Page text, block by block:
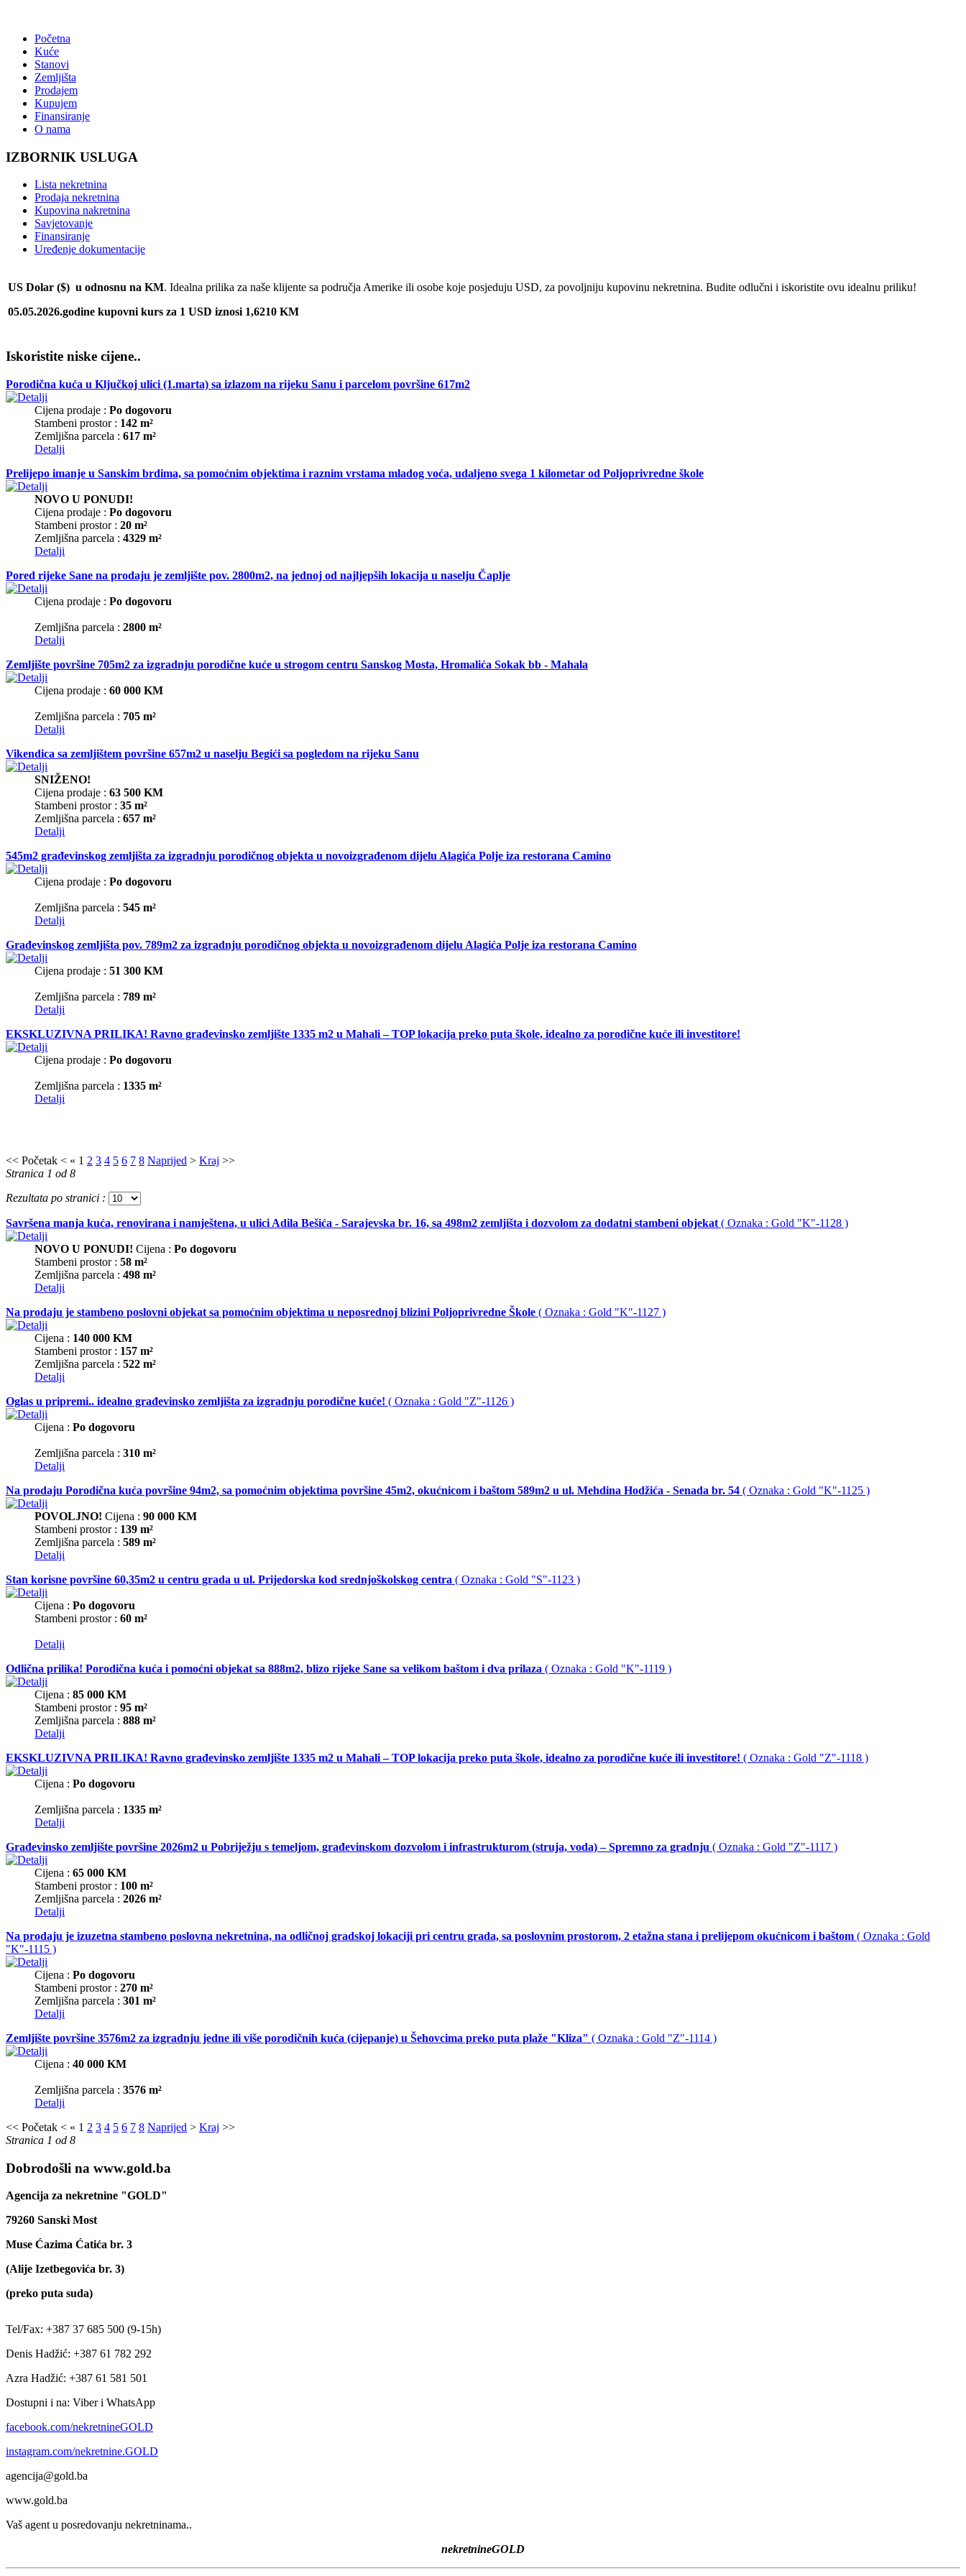
Početna
Kuće
Stanovi
Zemljišta
Prodajem
Kupujem
Finansiranje
O nama
IZBORNIK USLUGA
Lista nekretnina
Prodaja nekretnina
Kupovina nakretnina
Savjetovanje
Finansiranje
Uređenje dokumentacije
US Dolar ($) u odnosnu na KM. Idealna prilika za naše klijente sa područja Amerike ili osobe koje posjeduju USD, za povoljniju kupovinu nekretnina. Budite odlučni i iskoristite ovu idealnu priliku!
05.05.2026.godine kupovni kurs za 1 USD iznosi 1,6210 KM
Iskoristite niske cijene..
Porodična kuća u Ključkoj ulici (1.marta) sa izlazom na rijeku Sanu i parcelom površine 617m2
Cijena prodaje : Po dogovoru
Stambeni prostor : 142 m²
Zemljišna parcela : 617 m²
Detalji
Prelijepo imanje u Sanskim brdima, sa pomoćnim objektima i raznim vrstama mladog voća, udaljeno svega 1 kilometar od Poljoprivredne škole
NOVO U PONUDI!
Cijena prodaje : Po dogovoru
Stambeni prostor : 20 m²
Zemljišna parcela : 4329 m²
Detalji
Pored rijeke Sane na prodaju je zemljište pov. 2800m2, na jednoj od najljepših lokacija u naselju Čaplje
Cijena prodaje : Po dogovoru
Zemljišna parcela : 2800 m²
Detalji
Zemljište površine 705m2 za izgradnju porodične kuće u strogom centru Sanskog Mosta, Hromalića Sokak bb - Mahala
Cijena prodaje : 60 000 KM
Zemljišna parcela : 705 m²
Detalji
Vikendica sa zemljištem površine 657m2 u naselju Begići sa pogledom na rijeku Sanu
SNIŽENO!
Cijena prodaje : 63 500 KM
Stambeni prostor : 35 m²
Zemljišna parcela : 657 m²
Detalji
545m2 građevinskog zemljišta za izgradnju porodičnog objekta u novoizgrađenom dijelu Alagića Polje iza restorana Camino
Cijena prodaje : Po dogovoru
Zemljišna parcela : 545 m²
Detalji
Građevinskog zemljišta pov. 789m2 za izgradnju porodičnog objekta u novoizgrađenom dijelu Alagića Polje iza restorana Camino
Cijena prodaje : 51 300 KM
Zemljišna parcela : 789 m²
Detalji
EKSKLUZIVNA PRILIKA! Ravno građevinsko zemljište 1335 m2 u Mahali – TOP lokacija preko puta škole, idealno za porodične kuće ili investitore!
Cijena prodaje : Po dogovoru
Zemljišna parcela : 1335 m²
Detalji
<< Početak < « 1 2 3 4 5 6 7 8 Naprijed > Kraj >>
Stranica 1 od 8
Rezultata po stranici :
Savršena manja kuća, renovirana i namještena, u ulici Adila Bešića - Sarajevska br. 16, sa 498m2 zemljišta i dozvolom za dodatni stambeni objekat ( Oznaka : Gold "K"-1128 )
NOVO U PONUDI! Cijena : Po dogovoru
Stambeni prostor : 58 m²
Zemljišna parcela : 498 m²
Detalji
Na prodaju je stambeno poslovni objekat sa pomoćnim objektima u neposrednoj blizini Poljoprivredne Škole ( Oznaka : Gold "K"-1127 )
Cijena : 140 000 KM
Stambeni prostor : 157 m²
Zemljišna parcela : 522 m²
Detalji
Oglas u pripremi.. idealno građevinsko zemljišta za izgradnju porodične kuće! ( Oznaka : Gold "Z"-1126 )
Cijena : Po dogovoru
Zemljišna parcela : 310 m²
Detalji
Na prodaju Porodična kuća površine 94m2, sa pomoćnim objektima površine 45m2, okućnicom i baštom 589m2 u ul. Mehdina Hodžića - Senada br. 54 ( Oznaka : Gold "K"-1125 )
POVOLJNO! Cijena : 90 000 KM
Stambeni prostor : 139 m²
Zemljišna parcela : 589 m²
Detalji
Stan korisne površine 60,35m2 u centru grada u ul. Prijedorska kod srednjoškolskog centra ( Oznaka : Gold "S"-1123 )
Cijena : Po dogovoru
Stambeni prostor : 60 m²
Detalji
Odlična prilika! Porodična kuća i pomoćni objekat sa 888m2, blizo rijeke Sane sa velikom baštom i dva prilaza ( Oznaka : Gold "K"-1119 )
Cijena : 85 000 KM
Stambeni prostor : 95 m²
Zemljišna parcela : 888 m²
Detalji
EKSKLUZIVNA PRILIKA! Ravno građevinsko zemljište 1335 m2 u Mahali – TOP lokacija preko puta škole, idealno za porodične kuće ili investitore! ( Oznaka : Gold "Z"-1118 )
Cijena : Po dogovoru
Zemljišna parcela : 1335 m²
Detalji
Građevinsko zemljište površine 2026m2 u Pobriježju s temeljom, građevinskom dozvolom i infrastrukturom (struja, voda) – Spremno za gradnju ( Oznaka : Gold "Z"-1117 )
Cijena : 65 000 KM
Stambeni prostor : 100 m²
Zemljišna parcela : 2026 m²
Detalji
Na prodaju je izuzetna stambeno poslovna nekretnina, na odličnoj gradskoj lokaciji pri centru grada, sa poslovnim prostorom, 2 etažna stana i prelijepom okućnicom i baštom ( Oznaka : Gold
"K"-1115 )
Cijena : Po dogovoru
Stambeni prostor : 270 m²
Zemljišna parcela : 301 m²
Detalji
Zemljište površine 3576m2 za izgradnju jedne ili više porodičnih kuća (cijepanje) u Šehovcima preko puta plaže "Kliza" ( Oznaka : Gold "Z"-1114 )
Cijena : 40 000 KM
Zemljišna parcela : 3576 m²
Detalji
<< Početak < « 1 2 3 4 5 6 7 8 Naprijed > Kraj >>
Stranica 1 od 8
Dobrodošli na www.gold.ba
Agencija za nekretnine "GOLD"
79260 Sanski Most
Muse Ćazima Ćatića br. 3
(Alije Izetbegovića br. 3)
(preko puta suda)
Tel/Fax: +387 37 685 500 (9-15h)
Denis Hadžić: +387 61 782 292
Azra Hadžić: +387 61 581 501
Dostupni i na: Viber i WhatsApp
facebook.com/nekretnineGOLD
instagram.com/nekretnine.GOLD
agencija@gold.ba
www.gold.ba
Vaš agent u posredovanju nekretninama..
nekretnineGOLD